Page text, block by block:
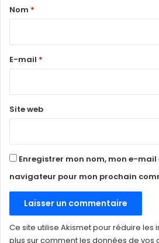
a
e
Nom *
E-mail *
Site web
Enregistrer mon nom, mon e-
navigateur pour mon prochain
Ce site utilise Akismet pour réduire les
plus sur comment les données de vos